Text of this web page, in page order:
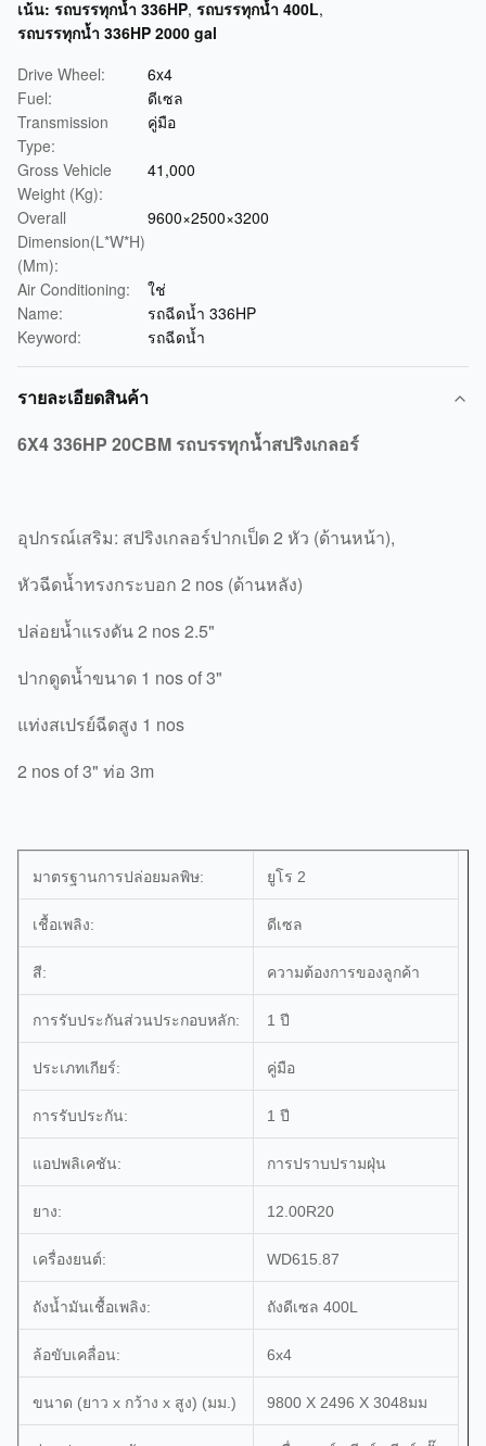
เน้น: รถบรรทุกน้ำ 336HP, รถบรรทุกน้ำ 400L,
รถบรรทุกน้ำ 336HP 2000 gal
Drive Wheel:
6x4
Fuel:
ดีเซล
Transmission
Type:
คู่มือ
Gross Vehicle
Weight (Kg):
41,000
Overall
Dimension(L*W*H)
(Mm):
9600×2500×3200
Air Conditioning:
ใช่
Name:
รถฉีดน้ำ 336HP
Keyword:
รถฉีดน้ำ
รายละเอียดสินค้า
6X4 336HP 20CBM รถบรรทุกน้ำสปริงเกลอร์
อุปกรณ์เสริม: สปริงเกลอร์ปากเป็ด 2 หัว (ด้านหน้า),
หัวฉีดน้ำทรงกระบอก 2 nos (ด้านหลัง)
ปล่อยน้ำแรงดัน 2 nos 2.5"
ปากดูดน้ำขนาด 1 nos of 3"
แท่งสเปรย์ฉีดสูง 1 nos
2 nos of 3" ท่อ 3m
มาตรฐานการปล่อยมลพิษ: ยูโร 2
เชื้อเพลิง: ดีเซล
สี: ความต้องการของลูกค้า
การรับประกันส่วนประกอบหลัก: 1 ปี
ประเภทเกียร์: คู่มือ
การรับประกัน: 1 ปี
แอปพลิเคชัน: การปราบปรามฝุ่น
ยาง: 12.00R20
เครื่องยนต์: WD615.87
ถังน้ำมันเชื้อเพลิง: ถังดีเซล 400L
ล้อขับเคลื่อน: 6x4
ขนาด (ยาว x กว้าง x สูง) (มม.) 9800 X 2496 X 3048มม